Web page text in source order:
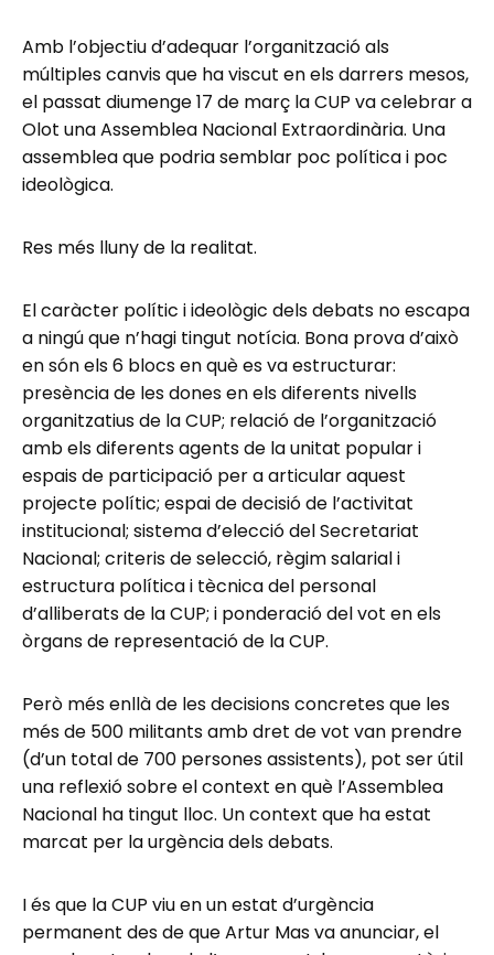
Amb l’objectiu d’adequar l’organització als
múltiples canvis que ha viscut en els darrers mesos,
el passat diumenge 17 de març la CUP va celebrar a
Olot una Assemblea Nacional Extraordinària. Una
assemblea que podria semblar poc política i poc
ideològica.
Res més lluny de la realitat.
El caràcter polític i ideològic dels debats no escapa
a ningú que n’hagi tingut notícia. Bona prova d’això
en són els 6 blocs en què es va estructurar:
presència de les dones en els diferents nivells
organitzatius de la CUP; relació de l’organització
amb els diferents agents de la unitat popular i
espais de participació per a articular aquest
projecte polític; espai de decisió de l’activitat
institucional; sistema d’elecció del Secretariat
Nacional; criteris de selecció, règim salarial i
estructura política i tècnica del personal
d’alliberats de la CUP; i ponderació del vot en els
òrgans de representació de la CUP.
Però més enllà de les decisions concretes que les
més de 500 militants amb dret de vot van prendre
(d’un total de 700 persones assistents), pot ser útil
una reflexió sobre el context en què l’Assemblea
Nacional ha tingut lloc. Un context que ha estat
marcat per la urgència dels debats.
I és que la CUP viu en un estat d’urgència
permanent des de que Artur Mas va anunciar, el